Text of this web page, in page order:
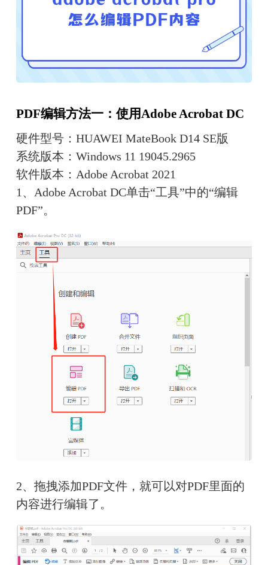
PDF编辑方法一：使用Adobe Acrobat DC
硬件型号：HUAWEI MateBook D14 SE版
系统版本：Windows 11 19045.2965
软件版本：Adobe Acrobat 2021
1、Adobe Acrobat DC单击“工具”中的“编辑
PDF”。
2、拖拽添加PDF文件， 就可以对PDF里面的
内容进行编辑了 。